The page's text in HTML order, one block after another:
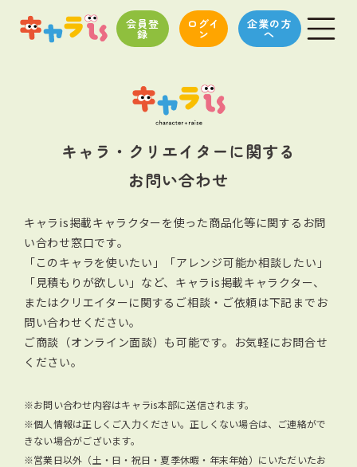
会員登
録
ログイ
ン
企業の方
へ
キャラ・クリエイターに関する
お問い合わせ
キャラis掲載キャラクターを使った商品化等に関するお問
い合わせ窓口です。
「このキャラを使いたい」「アレンジ可能か相談したい」
「見積もりが欲しい」など、キャラis掲載キャラクター、
またはクリエイターに関する ご相談・ご依頼は下記までお
問い合わせください。
ご商談（オンライン面談）も可能です。お気軽にお問合せ
ください。
※お問い合わせ内容はキャラis本部に送信されます。
※個人情報は正しくご入力ください。正しくない場合は、ご連絡がで
きない場合がございます。
※営業日以外（土・日・祝日・夏季休暇・年末年始）にいただいたお